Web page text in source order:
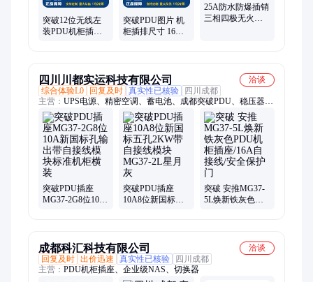
四极防爆插头插座、三相五极防爆插头插座、多芯防爆插头插座
突破12位无线左
装PDU机柜插排
突破PDU图片 机
柜插排尺寸 16A 8
25A防水防爆插销
三相四极无火花
四川川都实运科技有限公司
洽谈
综合体验L0
回复及时 真实性已核验
四川成都
主营： UPS电源、精密空调、蓄电池、成都突破PDU、稳压器电
源、EPS电源、直流屏模块、一体化机房、服务器机柜
突破PDU插座
MG37-2G8位10A
突破PDU插座
10A8位新国标五
突破 安推MG37-
5L焕新铁灰色
成都科汇科技有限公司
洽谈
回复及时 出价迅速 真实性已核验
四川成都
主营： PDU机柜插座、企业级NAS、切换器